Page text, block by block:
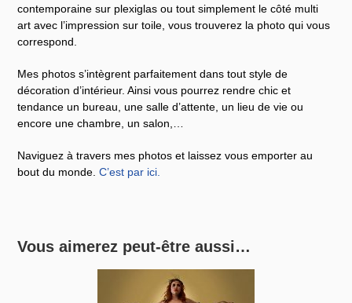
contemporaine sur plexiglas ou tout simplement le côté multi
art avec l’impression sur toile, vous trouverez la photo qui vous
correspond.
Mes photos s’intègrent parfaitement dans tout style de
décoration d’intérieur. Ainsi vous pourrez rendre chic et
tendance un bureau, une salle d’attente, un lieu de vie ou
encore une chambre, un salon,…
Naviguez à travers mes photos et laissez vous emporter au
bout du monde.C’est par ici
Vous aimerez peut-être aussi…